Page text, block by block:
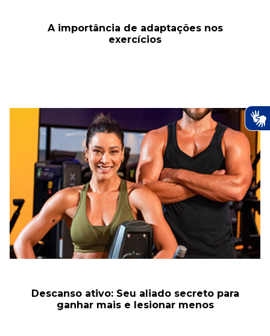
A importância de adaptações nos
exercícios
Descanso ativo: Seu aliado secreto para
ganhar mais e lesionar menos